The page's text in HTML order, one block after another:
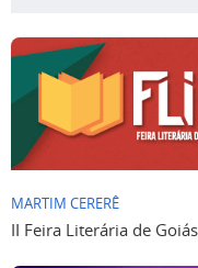
MARTIM CERERÊ
II Feira Literária de